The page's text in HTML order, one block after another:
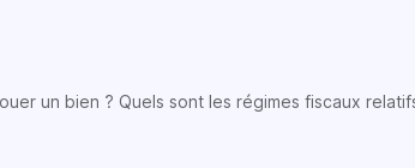
un bien ? Quels sont les régimes fiscaux